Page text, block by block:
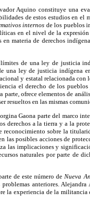
Aquino constituye una
de estos estudios en el
internos de los pueblos
en el nivel de la
en materia de derechos
de una ley de justicia
una ley de justicia indígena
y estatal relacionada con
el derecho de los
parte, ofrece elementos de
resueltos en las mismas
Gaona parte del marco
derechos a la tierra y a la
reconocimiento sobre la
las posibles acciones de
las implicaciones y
naturales por parte de
de este número de Nueva
anteriores.
la experiencia de la militancia